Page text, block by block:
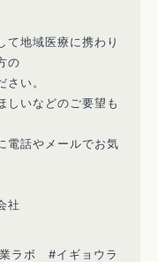
て地域医療に携わり
の
い。
しいなどのご要望も
電話やメールでお気
社
ラボ #イギョウラ